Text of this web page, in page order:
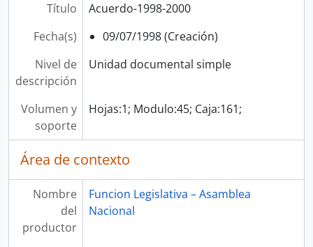
Título
Acuerdo-1998-2000
Fecha(s)
09/07/1998 (Creación)
Nivel de
descripción
Unidad documental simple
Volumen y
soporte
Hojas:1; Modulo:45; Caja:161;
Área de contexto
Nombre
del
productor
Funcion Legislativa – Asamblea
Nacional